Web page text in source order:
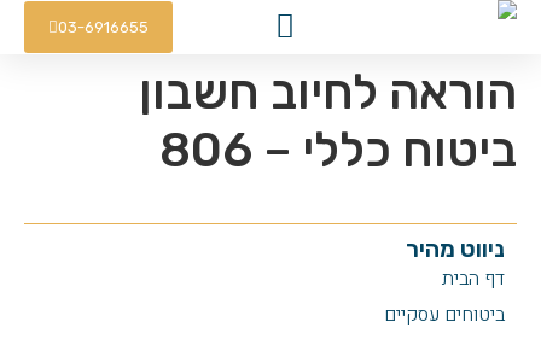
03-6916655
הוראה לחיוב חשבון
ביטוח כללי – 806
ניווט מהיר
דף הבית
ביטוחים עסקיים